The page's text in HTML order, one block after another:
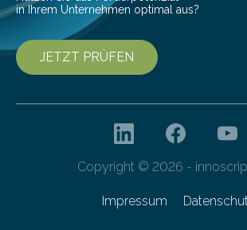
in Ihrem Unternehmen optimal aus?
JETZT PRÜFEN
Copyright © 2026 -
Impressum